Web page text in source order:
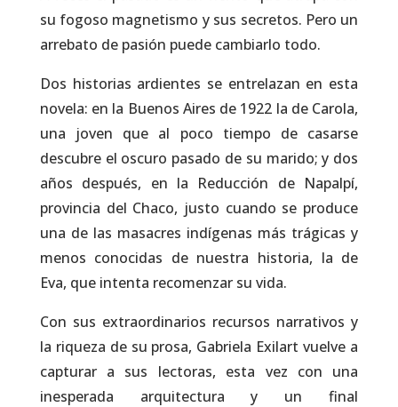
su fogoso magnetismo y sus secretos. Pero un
arrebato de pasión puede cambiarlo todo.
Dos historias ardientes se entrelazan en esta
novela: en la Buenos Aires de 1922 la de Carola,
una joven que al poco tiempo de casarse
descubre el oscuro pasado de su marido; y dos
años después, en la Reducción de Napalpí,
provincia del Chaco, justo cuando se produce
una de las masacres indígenas más trágicas y
menos conocidas de nuestra historia, la de
Eva, que intenta recomenzar su vida.
Con sus extraordinarios recursos narrativos y
la riqueza de su prosa, Gabriela Exilart vuelve a
capturar a sus lectoras, esta vez con una
inesperada arquitectura y un final